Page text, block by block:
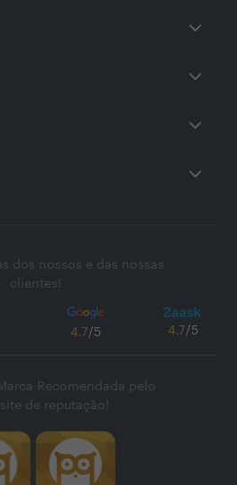
dos nossos e das nossas
clientes!
4.7/5 4.7/5
Recomendada pelo
de reputação!